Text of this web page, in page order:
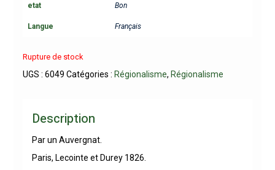
etat Bon
Langue Français
Rupture de stock
UGS : 6049 Catégories : Régionalisme, Régionalisme
Description
Par un Auvergnat.
Paris, Lecointe et Durey 1826.